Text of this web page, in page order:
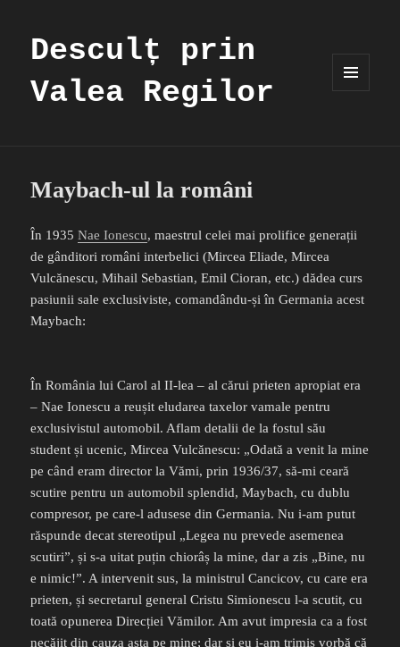
Desculț prin
Valea Regilor
Maybach-ul la români
În 1935Nae Ionescu, maestrul celei mai prolifice generații
de gânditori români interbelici (Mircea Eliade, Mircea
Vulcănescu, Mihail Sebastian, Emil Cioran, etc.) dădea curs
pasiunii sale exclusiviste, comandându-și în Germania acest
Maybach:
În România lui Carol al II-lea – al cărui prieten apropiat era
– Nae Ionescu a reușit eludarea taxelor vamale pentru
exclusivistul automobil. Aflam detalii de la fostul său
student și ucenic, Mircea Vulcănescu: „Odată a venit la mine
pe când eram director la Vămi, prin 1936/37, să-mi ceară
scutire pentru un automobil splendid, Maybach, cu dublu
compresor, pe care-l adusese din Germania. Nu i-am putut
răspunde decat stereotipul „Legea nu prevede asemenea
scutiri”, și s-a uitat puțin chiorâș la mine, dar a zis „Bine, nu
e nimic!”. A intervenit sus, la ministrul Cancicov, cu care era
prieten, și secretarul general Cristu Simionescu l-a scutit, cu
toată opunerea Direcției Vămilor. Am avut impresia ca a fost
necăjit din cauza asta pe mine; dar și eu i-am trimis vorbă că